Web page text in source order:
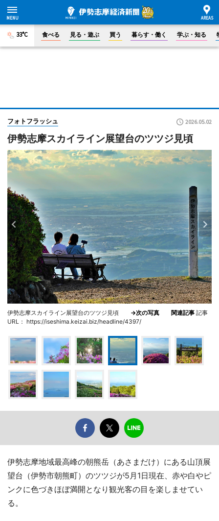
33°C 食べる 見る・遊ぶ 買う 暮らす・働く 学ぶ・知る
フォトフラッシュ 2026.05.02
伊勢志摩スカイライン展望台のツツジ見頃
伊勢志摩スカイライン展望台のツツジ見頃 →次の写真 関連記事 記事
URL： https://iseshima.keizai.biz/headline/4397/
伊勢志摩地域最高峰の朝熊岳（あさまだけ）にある山頂展
望台（伊勢市朝熊町）のツツジが5月1日現在、赤や白やピ
ンクに色づきほぼ満開となり観光客の目を楽しませてい
る。